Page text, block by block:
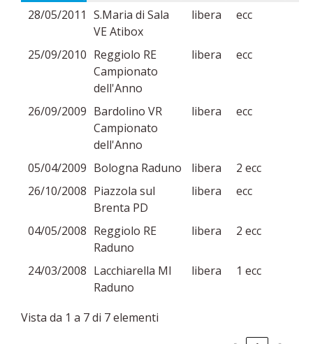
28/05/2011 S.Maria di Sala
VE Atibox
libera ecc
25/09/2010 Reggiolo RE
Campionato
dell'Anno
libera ecc
26/09/2009 Bardolino VR
Campionato
dell'Anno
libera ecc
05/04/2009 Bologna Raduno libera
2 ecc
26/10/2008 Piazzola sul
Brenta PD
libera ecc
04/05/2008 Reggiolo RE
Raduno
libera 2 ecc
24/03/2008 Lacchiarella MI
Raduno
libera 1 ecc
Vista da 1 a 7 di 7 elementi